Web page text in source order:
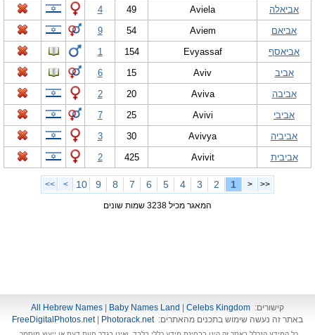
אביאלה
Aviela
49
4
אביאם
Aviem
54
9
אביאסף
Evyassaf
154
1
אביב
Aviv
15
6
אביבה
Aviva
20
2
אביבי
Avivi
25
7
אביביה
Avivya
30
3
אביבית
Avivit
425
2
<<
<
1
2
3
4
5
6
7
8
9
10
>
>>
המאגר מכיל 3238 שמות שונים
קישורים: All Hebrew Names Baby Names Land
Celebs Kingdom
באתר זה נעשה שימוש בתכנים מהאתרים:
FreeDigitalPhotos.net| Photorack.net